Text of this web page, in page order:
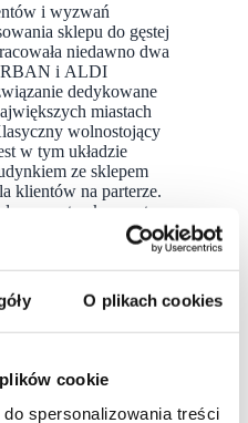
O plikach cookies
cookie
spersonalizowania treści
i wyzwań
sklepu do gęstej
niedawno dwa
i ALDI
dedykowane
miastach
wolnostojący
w tym układzie
ze sklepem
klientów na parterze.
za ten koncept
przestrzeni
wymagających
dla drugiego
Compact. Podstawowe
łączą się tutaj
wyposażenia.
przestrzeni możliwe
ALDI.
placówekALDI